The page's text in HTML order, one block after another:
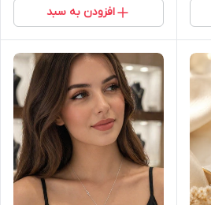
افزودن به سبد